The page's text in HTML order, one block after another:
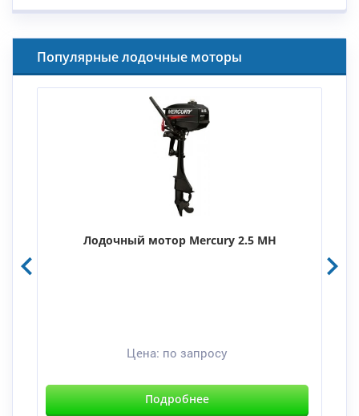
Популярные лодочные моторы
Лодочный мотор Mercury 2.5 MH
Цена: по запросу
Подробнее